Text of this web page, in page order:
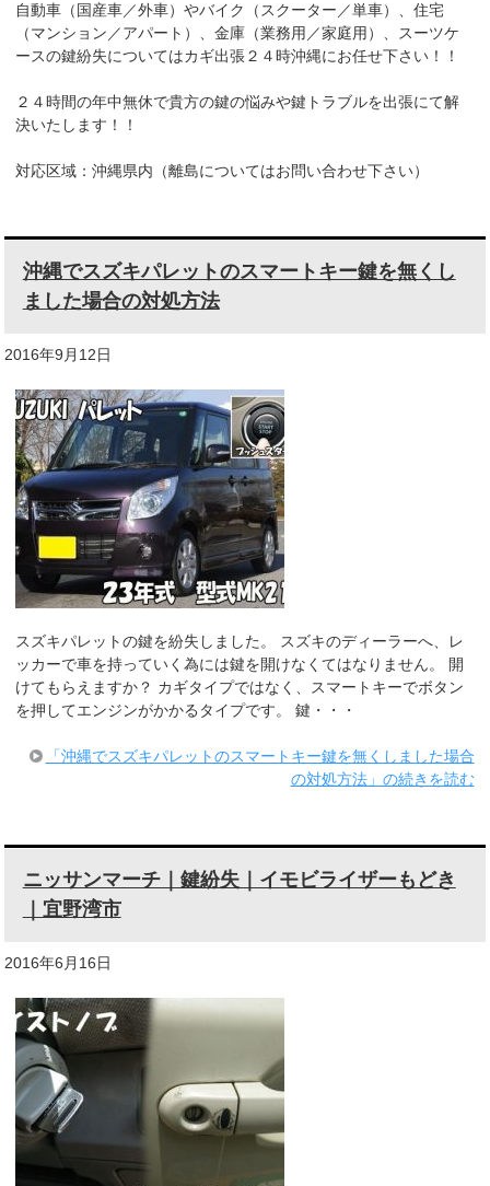
自動車（国産車／外車）やバイク（スクーター／単車）、住宅
（マンション／アパート）、金庫（業務用／家庭用）、スーツケ
ースの鍵紛失についてはカギ出張２４時沖縄にお任せ下さい！！
２４時間の年中無休で貴方の鍵の悩みや鍵トラブルを出張にて解
決いたします！！
対応区域：沖縄県内（離島についてはお問い合わせ下さい）
沖縄でスズキパレットのスマートキー鍵を無くし
ました場合の対処方法
2016年9月12日
スズキパレットの鍵を紛失しました。 スズキのディーラーへ、レ
ッカーで車を持っていく為には鍵を開けなくてはなりません。 開
けてもらえますか？ カギタイプではなく、スマートキーでボタン
を押してエンジンがかかるタイプです。 鍵・・・
「沖縄でスズキパレットのスマートキー鍵を無くしました場合
の対処方法」の続きを読む
ニッサンマーチ｜鍵紛失｜イモビライザーもどき
｜宜野湾市
2016年6月16日